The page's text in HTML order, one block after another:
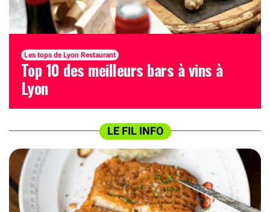
Les tops de Lyon Restaurant
Top 10 des meilleurs bars à vins à
Lyon
LE FIL INFO